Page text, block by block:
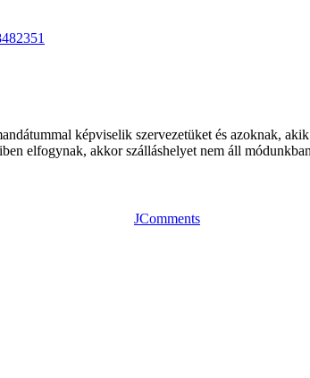
képviselik szervezetüket és azoknak,
elfogynak, akkor szálláshelyet nem áll
JComments